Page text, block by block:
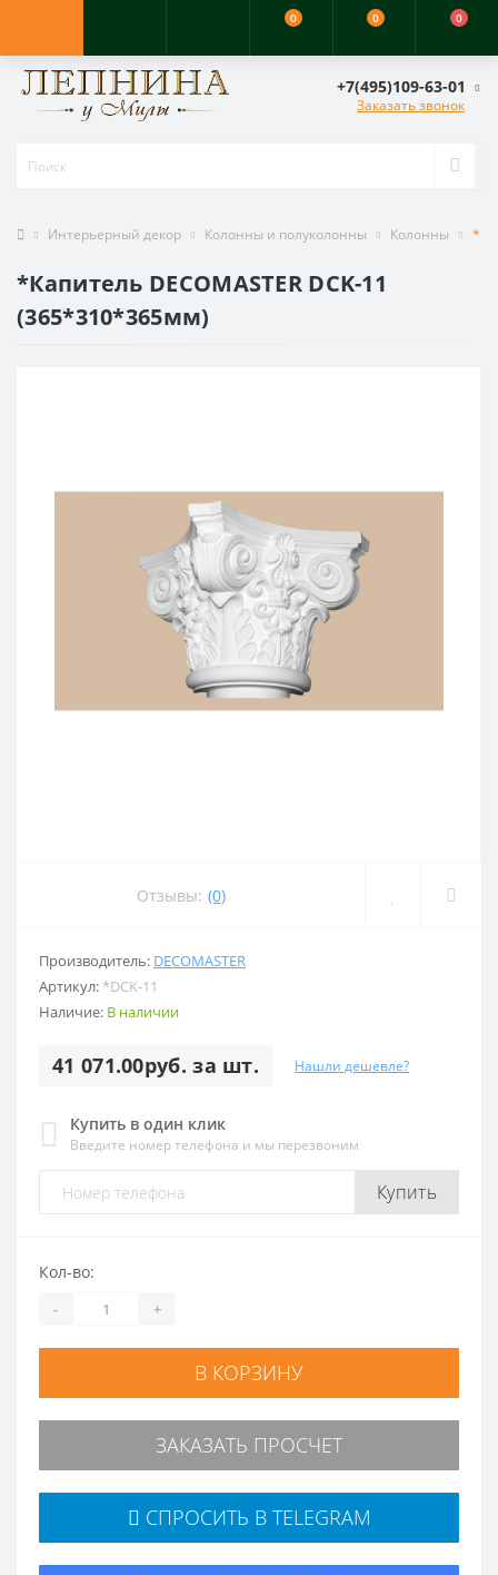
0 0 0
+7(495)109-63-01
Заказать звонок
Интерьерный декор Колонны и полуколонны Колонны
*Капитель DECOMASTER DCK-11
(365*310*365мм)
Отзывы: (0)
Производитель: DECOMASTER
Артикул:*DCK-11
Наличие: В наличии
41 071.00руб. за шт. Нашли дешевле?
Купить в один клик
Введите номер телефона и мы перезвоним
Купить
Кол-во:
- +
В КОРЗИНУ
ЗАКАЗАТЬ ПРОСЧЕТ
СПРОСИТЬ В TELEGRAM